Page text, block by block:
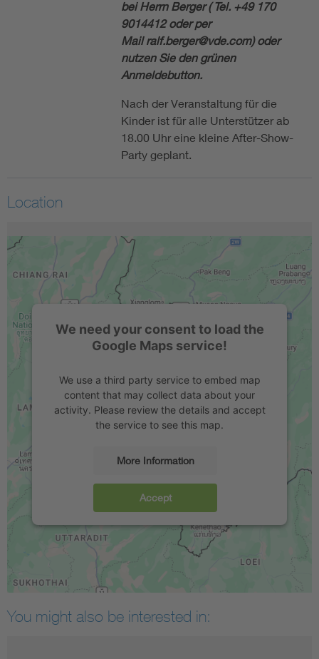
bei Herrn Berger ( Tel. +49 170
9014412 oder per
Mail ralf.berger@vde.com) oder
nutzen Sie den grünen
Anmeldebutton.
Nach der Veranstaltung für die
Kinder ist für alle Unterstützer ab
18.00 Uhr eine kleine After-Show-
Party geplant.
Location
We need your consent to load the
Google Maps service!
We use a third party service to embed map
content that may collect data about your
activity. Please review the details and accept
the service to see this map.
More Information
Accept
You might also be interested in: